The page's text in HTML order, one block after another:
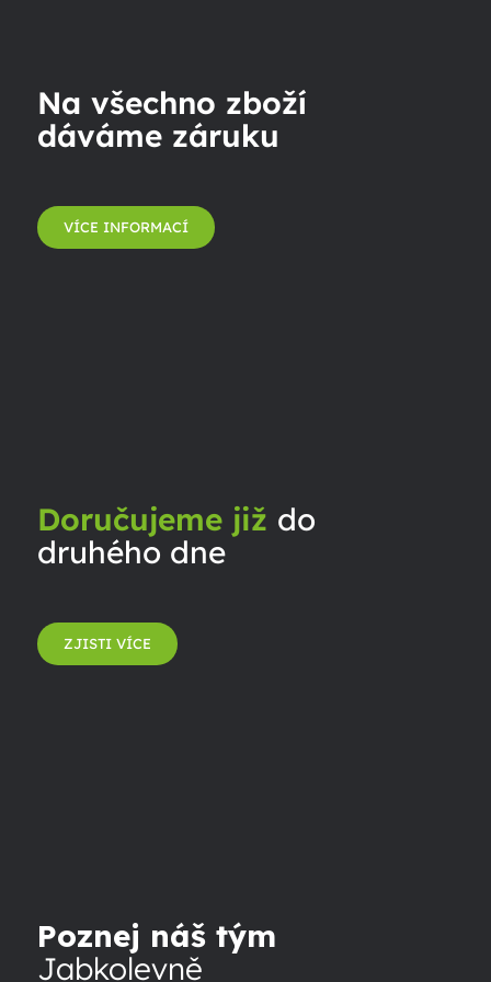
Na všechno zboží
dáváme záruku
VÍCE INFORMACÍ
Doručujeme již do
druhého dne
ZJISTI VÍCE
Poznej náš tým
Jabkolevně